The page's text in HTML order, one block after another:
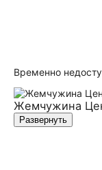
Временно
Жемчужина
Развернуть